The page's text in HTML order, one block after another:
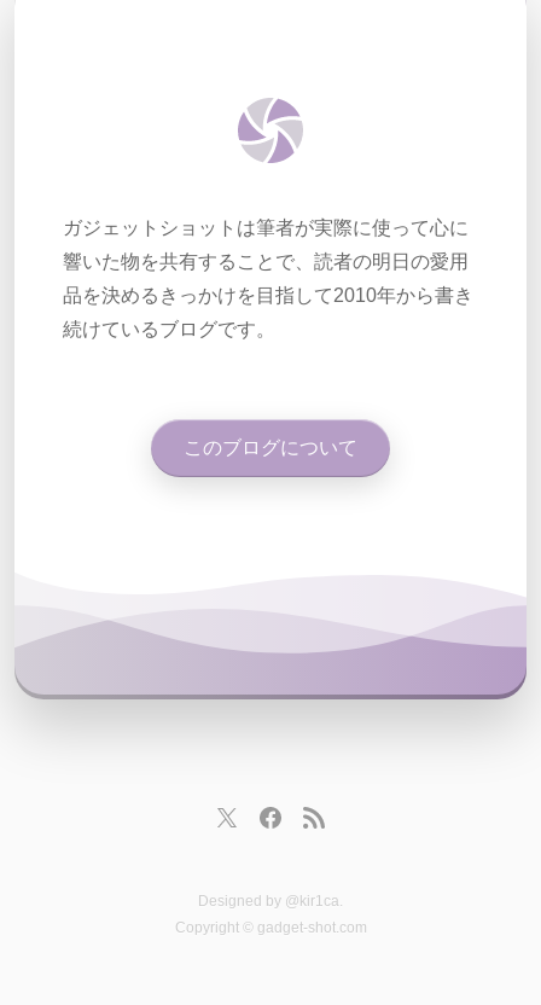
ガジェットショットは筆者が実際に使って心に
響いた物を共有することで、読者の明日の愛用
品を決めるきっかけを目指して2010年から書き
続けているブログです。
このブログについて
Designed by @kir1ca.
Copyright © gadget-shot.com